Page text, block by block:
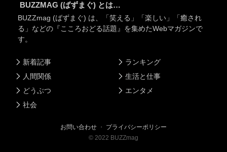
BUZZMAG (ばずまぐ) とは…
BUZZmag (ばずまぐ) は、「笑える」「楽しい」「癒され
る」などの『こころおどる話題』を集めたWebマガジンで
す。
新着記事
人間関係
どうぶつ
社会
ランキング
生活と仕事
エンタメ
お問い合わせ ・ プライバシーポリシー
© 2022 BUZZmag